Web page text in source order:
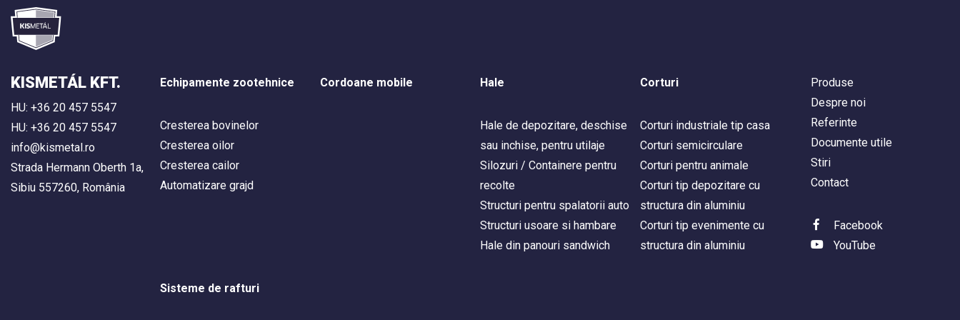
KISMETÁL KFT.
HU: +36 20 457 5547
HU: +36 20 457 5547
info@kismetal.ro
Strada Hermann Oberth 1a,
Sibiu 557260, România
Echipamente zootehnice
Cresterea bovinelor
Cresterea oilor
Cresterea cailor
Automatizare grajd
Cordoane mobile Hale
Hale de depozitare, deschise
sau inchise, pentru utilaje
Silozuri / Containere pentru
recolte
Structuri pentru spalatorii auto
Structuri usoare si hambare
Hale din panouri sandwich
Corturi
Corturi industriale tip casa
Corturi semicirculare
Corturi pentru animale
Corturi tip depozitare cu
structura din aluminiu
Corturi tip evenimente cu
structura din aluminiu
Sisteme de rafturi
Produse
Despre noi
Referinte
Documente utile
Stiri
Contact
Facebook
YouTube